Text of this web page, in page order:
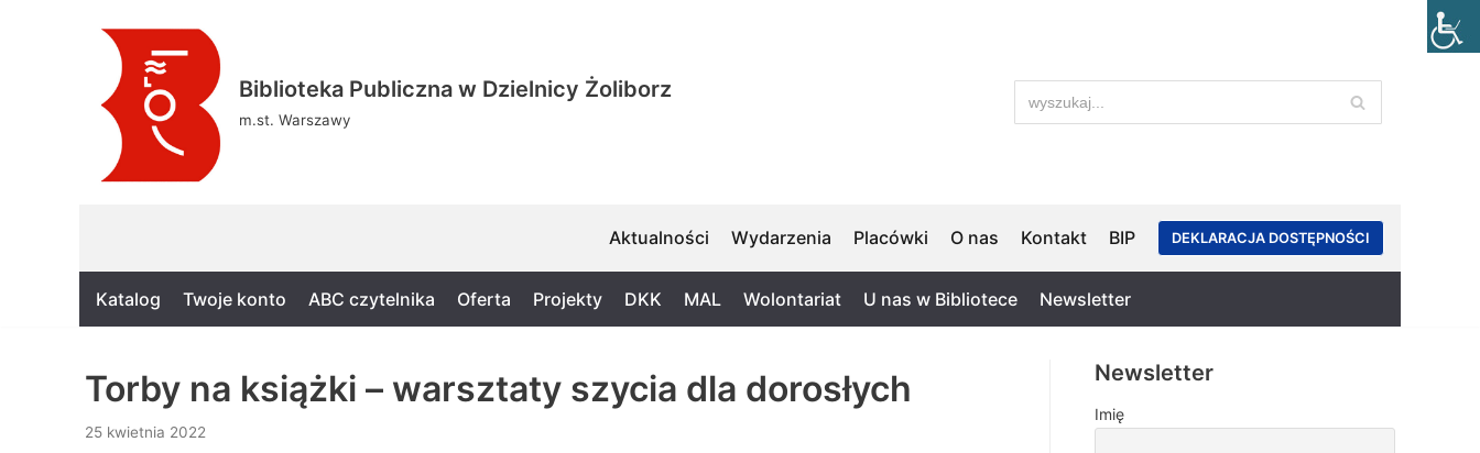
Biblioteka Publiczna w Dzielnicy Żoliborz
m.st. Warszawy
Aktualności Wydarzenia Placówki O nas Kontakt BIP DEKLARACJA DOSTĘPNOŚCI
Katalog Twoje konto ABC czytelnika Oferta Projekty DKK MAL Wolontariat U nas w Bibliotece Newsletter
Torby na książki – warsztaty szycia dla dorosłych
25 kwietnia 2022
Newsletter
Imię